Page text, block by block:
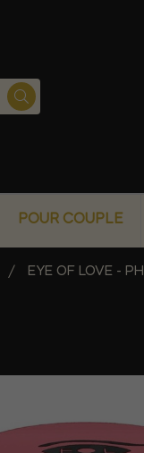
POUR COUPLE
EYE OF LOVE -